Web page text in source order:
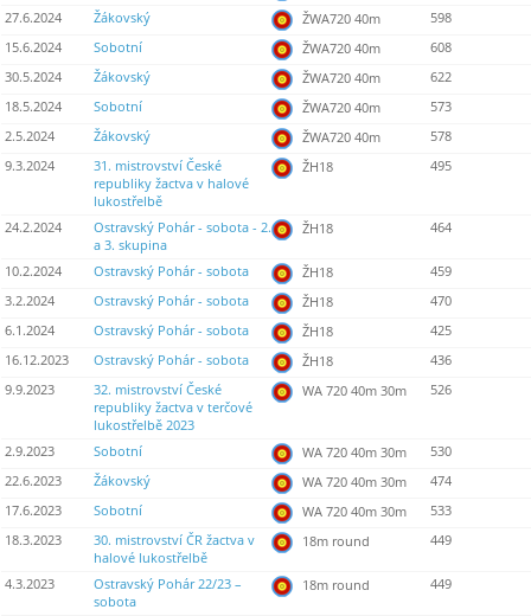
27.6.2024
Žákovský ŽWA720 40m
598
15.6.2024
Sobotní ŽWA720 40m
608
30.5.2024
Žákovský ŽWA720 40m
622
18.5.2024
Sobotní ŽWA720 40m
573
2.5.2024
Žákovský ŽWA720 40m
578
9.3.2024
31. mistrovství České
republiky žactva v halové
lukostřelbě
ŽH18 495
24.2.2024
Ostravský Pohár - sobota - 2.
a 3. skupina
ŽH18 464
10.2.2024 Ostravský Pohár - sobota ŽH18
459
3.2.2024
Ostravský Pohár - sobota ŽH18
470
6.1.2024
Ostravský Pohár - sobota ŽH18
425
16.12.2023
Ostravský Pohár - sobota ŽH18
436
9.9.2023
32. mistrovství České
republiky žactva v terčové
lukostřelbě 2023
WA 720 40m 30m 526
2.9.2023 Sobotní WA 720 40m 30m
530
22.6.2023
Žákovský WA 720 40m 30m
474
17.6.2023
Sobotní WA 720 40m 30m
533
18.3.2023
30. mistrovství ČR žactva v
halové lukostřelbě
18m round 449
4.3.2023
Ostravský Pohár 22/23 –
sobota
18m round 449